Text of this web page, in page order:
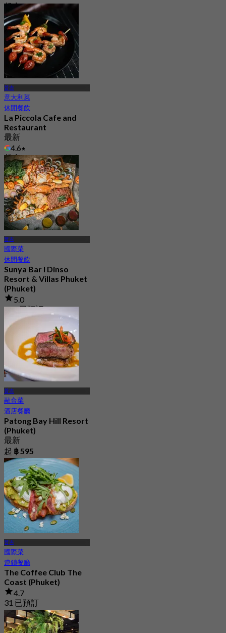
起฿ 516.66
普吉
意大利菜
休閒餐飲
La Piccola Cafe and
Restaurant
最新
4.6
起฿ 723.33
普吉
國際菜
休閒餐飲
Sunya Bar l Dinso
Resort & Villas Phuket
(Phuket)
5.0
108 已預訂
฿ 463.33
普吉
融合菜
酒店餐廳
Patong Bay Hill Resort
(Phuket)
最新
起 ฿ 595
普吉
國際菜
連鎖餐廳
The Coffee Club The
Coast (Phuket)
4.7
31 已預訂
฿ 189